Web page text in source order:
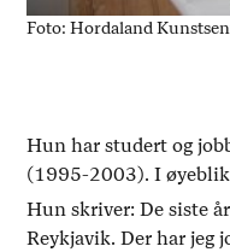
Foto: Hordaland
Hun har studert og
(1995-2003). I
Hun skriver: De siste
Reykjavik. Der har jeg